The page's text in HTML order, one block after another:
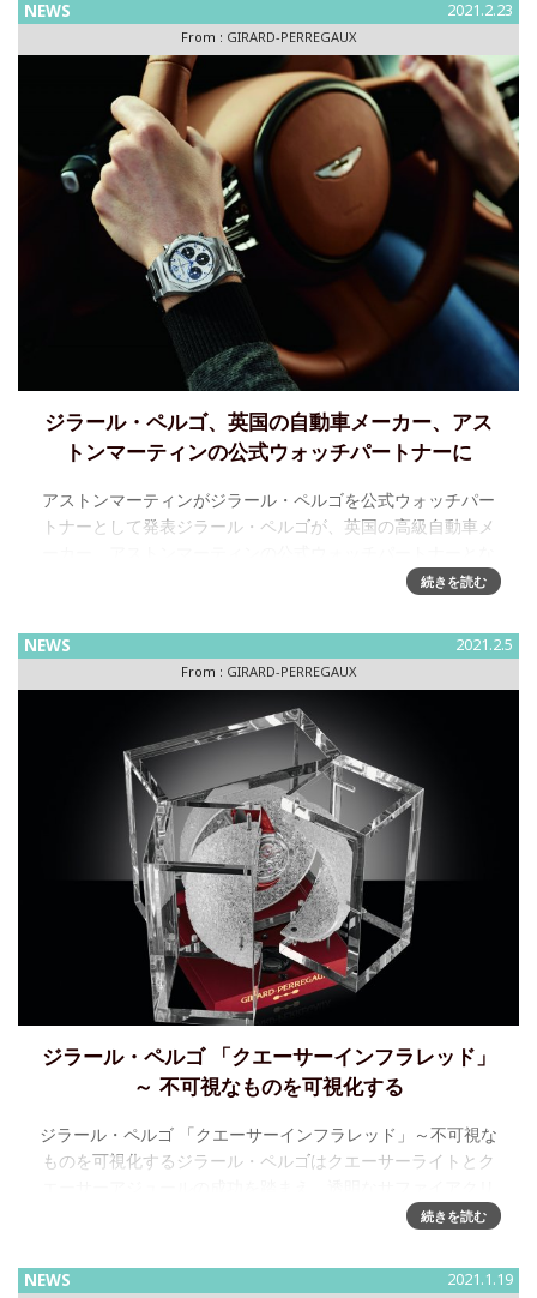
NEWS 2021.2.23
From : GIRARD-PERREGAUX
ジラール・ペルゴ、英国の自動車メーカー、アス
トンマーティンの公式ウォッチパートナーに
アストンマーティンがジラール・ペルゴを公式ウォッチパー
トナーとして発表ジラール・ペルゴが、英国の高級自動車メ
ることが発表されました。スイスのマニュファクチュールで
続きを読む
NEWS 2021.2.5
From : GIRARD-PERREGAUX
ジラール・ペルゴ 「クエーサーインフラレッド」
～ 不可視なものを可視化する
ジラール・ペルゴ 「クエーサーインフラレッド」～不可視な
ものを可視化するジラール・ペルゴはクエーサーライトとク
スタルケースに収められ、レッドカラーのアクセントが添え
続きを読む
NEWS 2021.1.19